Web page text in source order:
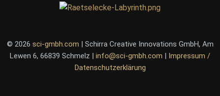
© 2026 sci-gmbh.com | Schirra Creative Innovations GmbH, Am
Lewen 6, 66839 Schmelz | info@sci-gmbh.com | Impressum /
Datenschutzerklärung